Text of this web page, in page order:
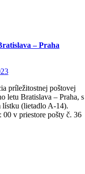
– Praha
príležitostnej poštovej
letu Bratislava – Praha, s
lístku (lietadlo A-14).
00 v priestore pošty č. 36